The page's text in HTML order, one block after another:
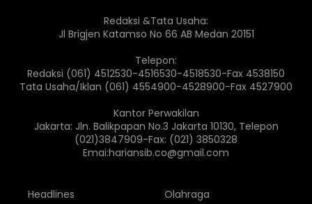
Redaksi &Tata Usaha:
Jl Brigjen Katamso No 66 AB Medan 20151
Telepon:
Redaksi (061) 4512530-4516530-4518530-Fax 4538150
Tata Usaha/Iklan (061) 4554900-4528900-Fax 4527900
Kantor Perwakilan
Jakarta: Jln. Balikpapan No.3 Jakarta 10130, Telepon
(021)3847909-Fax: (021) 3850328
Emai:hariansib.co@gmail.com
Headlines
Olahraga